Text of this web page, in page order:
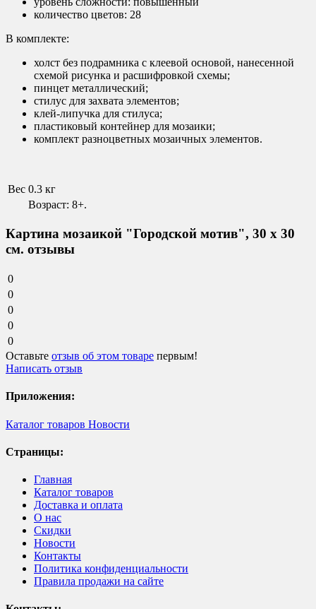
количество цветов: 28
В комплекте:
холст без подрамника с клеевой основой, нанесенной
схемой рисунка и расшифровкой схемы;
пинцет металлический;
стилус для захвата элементов;
клей-липучка для стилуса;
пластиковый контейнер для мозаики;
комплект разноцветных мозаичных элементов.
Вес 0.3 кг
Возраст: 8+.
Картина мозаикой "Городской мотив", 30 х 30
см. отзывы
0
0
0
0
0
Оставьте отзыв об этом товаре первым!
Написать отзыв
Приложения:
Каталог товаров Новости
Страницы:
Главная
Каталог товаров
Доставка и оплата
О нас
Скидки
Новости
Контакты
Политика конфиденциальности
Правила продажи на сайте